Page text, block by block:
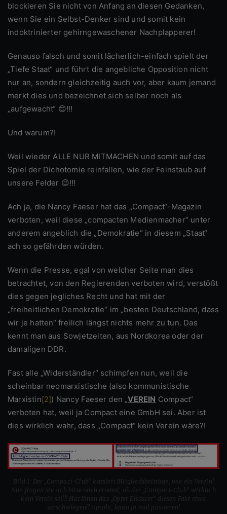
blockieren Sie nicht von Anfang an diesen Gedanken,
wenn Sie ein Selbst-Denker sind und somit kein
indoktrinierter gehirngewaschener Nachplapperer!
Genauso falsch und somit lächerlich-einfach spielt der
„Tiefe Staat“ und führt die angebliche Opposition nicht
nur an, sondern gleichzeitig auch vor, aber kaum jemand
merkt dies und bezeichnet sich selber noch als
„aufgewacht“ 😊!!!
Und warum?!
Weil wieder ALLE NUR MITMACHEN und somit auf das
Spiel der Dichotomie reinfallen, wie der Feinstaub auf
unsere Felder 😉!!!
Ach ja, die Nancy Faeser hat das „Compact“-Magazin
verboten, weil diese „compacten Medienmacher“ unter
anderem angeblich die „Demokratie“ in diesem „Staat“
ach so gefährden würden.
Wenn die Presse, egal von welcher Seite man dies
betrachtet, von den Regierenden verboten wird, verstößt
dies gegen jegliches Recht und hat mit der
„freiheitlichen Demokratie“ im „besten Deutschland, dass
wir je hatten“ freilich längst nichts mehr zu tun. Das
kennt man aus Sowjetzeiten, aus Nordkorea oder der
damaligen DDR.
Fast alle „Widerständler“ schimpfen nun, weil die
scheinbar neomarxistische (also kommunistische
Marxistin[2]) Nancy Faeser den „VEREIN Compact“
verboten hat, weil ja Compact eine GmbH sei. Aber ist
dies wirklich wahr, dass „Compact“ kein Verein wäre?!
Bild 1: Der „Compact-Club“ kassiert Mitgliedsbeiträge, wie ein Verein!
Nun fragen Sie sich bitte noch einmal, ob der „Compact-Club“ wirklich
kein Verein sei!!! Hat Ihnen das „Opfer Elsässer“ diesen Fakt etwa
verschwiegen?! Upsala, kann ja mal passieren!